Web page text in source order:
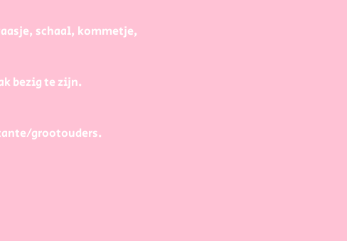
schaal, kommetje,
bezig te zijn.
grootouders.